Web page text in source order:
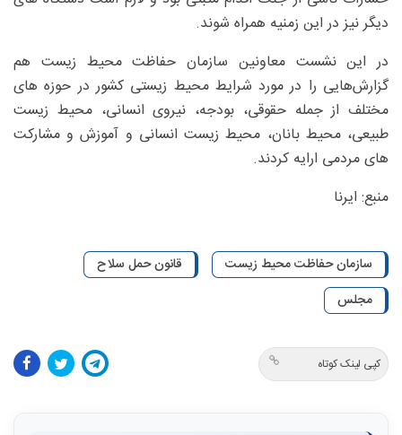
دیگر نیز در این زمنیه همراه شوند.
در این نشست معاونین سازمان حفاظت محیط زیست هم
گزارش‌هایی را در مورد شرایط محیط زیستی کشور در حوزه های
مختلف از جمله حقوقی، بودجه، نیروی انسانی، محیط زیست
طبیعی، محیط بانان، محیط زیست انسانی و آموزش و مشارکت
های مردمی ارایه کردند.
منبع: ایرنا
سازمان حفاظت محیط زیست
قانون حمل سلاح
مجلس
کپی لینک کوتاه